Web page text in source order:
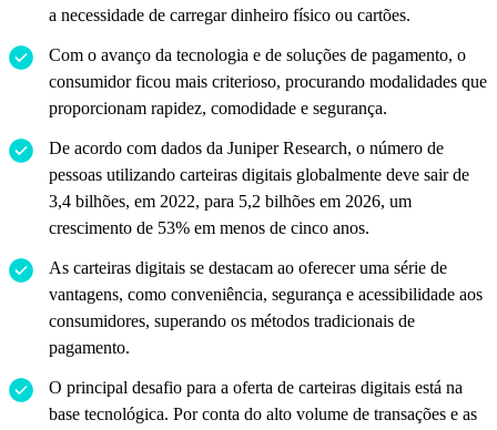
a necessidade de carregar dinheiro físico ou cartões.
Com o avanço da tecnologia e de soluções de pagamento, o
consumidor ficou mais criterioso, procurando modalidades que
proporcionam rapidez, comodidade e segurança.
De acordo com dados da Juniper Research, o número de
pessoas utilizando carteiras digitais globalmente deve sair de
3,4 bilhões, em 2022, para 5,2 bilhões em 2026, um
crescimento de 53% em menos de cinco anos.
As carteiras digitais se destacam ao oferecer uma série de
vantagens, como conveniência, segurança e acessibilidade aos
consumidores, superando os métodos tradicionais de
pagamento.
O principal desafio para a oferta de carteiras digitais está na
base tecnológica. Por conta do alto volume de transações e as